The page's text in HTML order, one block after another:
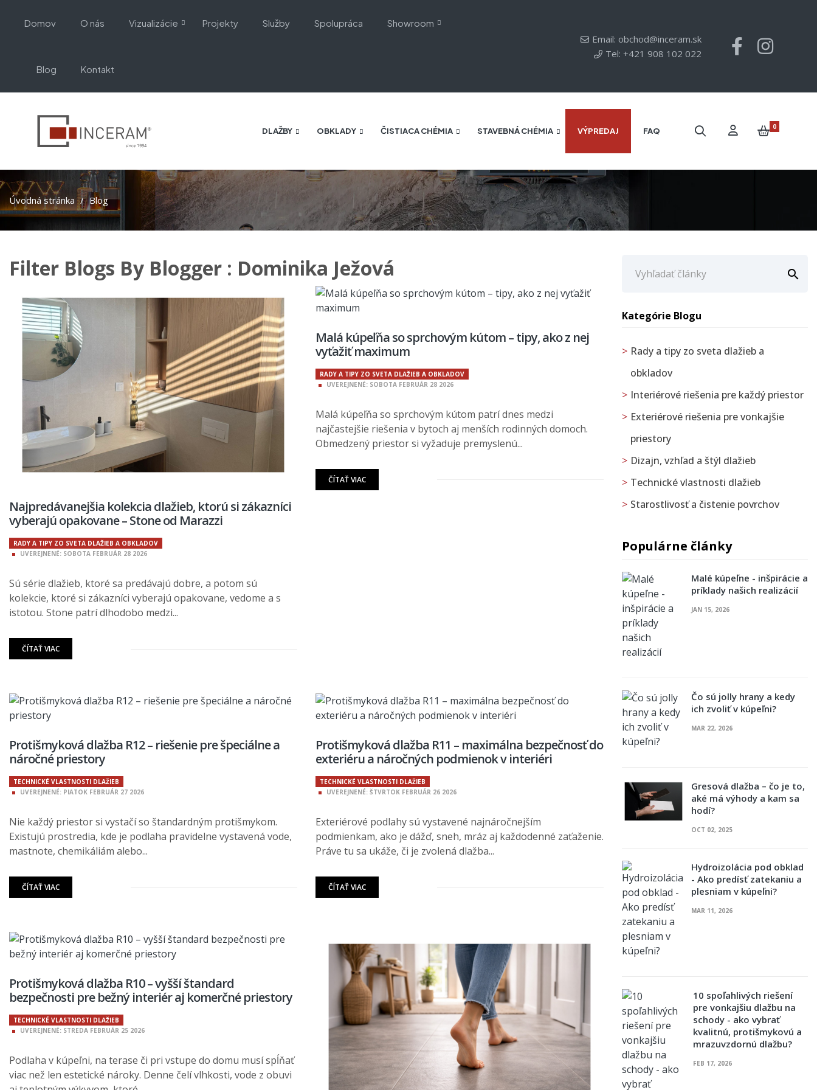
Domov O nás Vizualizácie Projekty Služby Spolupráca Showroom
Blog Kontakt
Email: obchod@inceram.sk
Tel: +421 908 102 022
DLAŽBY OBKLADY ČISTIACA CHÉMIA STAVEBNÁ CHÉMIA VÝPREDAJ FAQ 0
Úvodná stránka Blog
Filter Blogs By Blogger : Dominika Ježová
Najpredávanejšia kolekcia dlažieb, ktorú si zákazníci
vyberajú opakovane – Stone od Marazzi
RADY A TIPY ZO SVETA DLAŽIEB A OBKLADOV
UVEREJNENÉ: SOBOTA FEBRUÁR 28 2026
Sú série dlažieb, ktoré sa predávajú dobre, a potom sú
kolekcie, ktoré si zákazníci vyberajú opakovane, vedome a s
istotou. Stone patrí dlhodobo medzi...
ČÍTAŤ VIAC
Malá kúpeľňa so sprchovým kútom – tipy, ako z nej
vyťažiť maximum
RADY A TIPY ZO SVETA DLAŽIEB A OBKLADOV
UVEREJNENÉ: SOBOTA FEBRUÁR 28 2026
Malá kúpeľňa so sprchovým kútom patrí dnes medzi
najčastejšie riešenia v bytoch aj menších rodinných domoch.
Obmedzený priestor si vyžaduje premyslenú...
ČÍTAŤ VIAC
Protišmyková dlažba R12 – riešenie pre špeciálne a
náročné priestory
TECHNICKÉ VLASTNOSTI DLAŽIEB
UVEREJNENÉ: PIATOK FEBRUÁR 27 2026
Nie každý priestor si vystačí so štandardným protišmykom.
Existujú prostredia, kde je podlaha pravidelne vystavená vode,
mastnote, chemikáliám alebo...
ČÍTAŤ VIAC
Protišmyková dlažba R11 – maximálna bezpečnosť do
exteriéru a náročných podmienok v interiéri
TECHNICKÉ VLASTNOSTI DLAŽIEB
UVEREJNENÉ: ŠTVRTOK FEBRUÁR 26 2026
Exteriérové podlahy sú vystavené najnáročnejším
podmienkam, ako je dážď, sneh, mráz aj každodenné zaťaženie.
Práve tu sa ukáže, či je zvolená dlažba...
ČÍTAŤ VIAC
Protišmyková dlažba R10 – vyšší štandard
bezpečnosti pre bežný interiér aj komerčné priestory
TECHNICKÉ VLASTNOSTI DLAŽIEB
UVEREJNENÉ: STREDA FEBRUÁR 25 2026
Podlaha v kúpeľni, na terase či pri vstupe do domu musí spĺňať
viac než len estetické nároky. Denne čelí vlhkosti, vode z obuvi

Kategórie Blogu
Rady a tipy zo sveta dlažieb a
obkladov
Interiérové riešenia pre každý priestor
Exteriérové riešenia pre vonkajšie
priestory
Dizajn, vzhľad a štýl dlažieb
Technické vlastnosti dlažieb
Starostlivosť a čistenie povrchov
Populárne články
Malé kúpeľne - inšpirácie a
príklady našich realizácií
JAN 15, 2026
Čo sú jolly hrany a kedy
ich zvoliť v kúpeľni?
MAR 22, 2026
Gresová dlažba – čo je to,
aké má výhody a kam sa
hodí?
OCT 02, 2025
Hydroizolácia pod obklad
- Ako predísť zatekaniu a
plesniam v kúpeľni?
MAR 11, 2026
10 spoľahlivých riešení
pre vonkajšiu dlažbu na
schody - ako vybrať
kvalitnú, protišmykovú a
mrazuvzdornú dlažbu?
FEB 17, 2026